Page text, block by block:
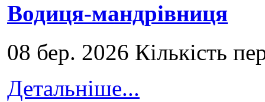
Водиця-мандрівниця
08 бер. 2026 Кількість
Детальніше...